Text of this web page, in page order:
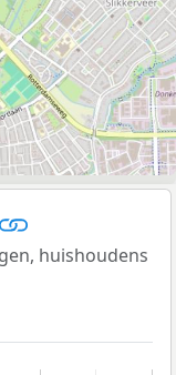
huishoudens